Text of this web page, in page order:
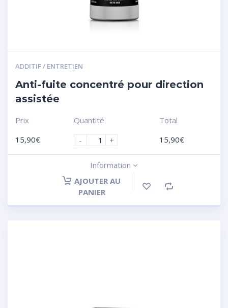
ADDITIF / ENTRETIEN
Anti-fuite concentré pour direction
assistée
Prix
15,90€
Quantité
-
+
Total
15,90€
Information
AJOUTER AU
PANIER